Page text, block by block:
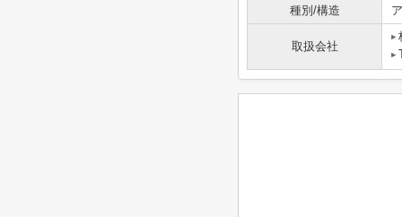
種別/構造
取扱会社